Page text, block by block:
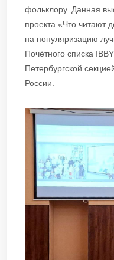
фольклору. Данная
проекта «Что читают
на популяризацию
Почётного списка
Петербургской
России.